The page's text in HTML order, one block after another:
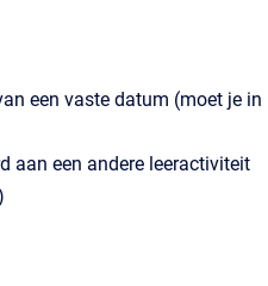
een vaste datum (moet je in
aan een andere leeractiviteit